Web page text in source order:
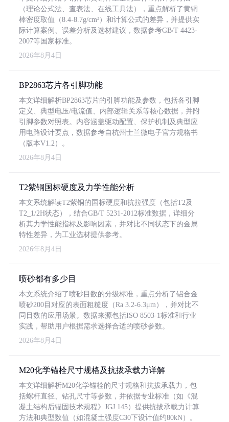
（理论公式法、查表法、在线工具法），重点解析了黄铜
棒密度取值（8.4-8.7g/cm³）和计算公式的差异，并提供实
际计算案例、误差分析及选材建议，数据参考GB/T 4423-
2007等国家标准。
2026年8月4日
BP2863芯片各引脚功能
本文详细解析BP2863芯片的引脚功能及参数，包括各引脚
定义、典型电压/电流值、内部逻辑关系等核心数据，并附
引脚参数对照表。内容涵盖驱动配置、保护机制及典型应
用电路设计要点，数据参考自杭州士兰微电子官方规格书
（版本V1.2）。
2026年8月4日
T2紫铜国标硬度及力学性能分析
本文系统解读T2紫铜的国标硬度和抗拉强度（包括T2及
T2_1/2H状态），结合GB/T 5231-2012标准数据，详细分
析其力学性能指标及影响因素，并对比不同状态下的金属
特性差异，为工业选材提供参考。
2026年8月4日
喷砂都有多少目
本文系统介绍了喷砂目数的分级标准，重点分析了铝合金
喷砂200目对应的表面粗糙度（Ra 3.2-6.3μm），并对比不
同目数的应用场景。数据来源包括ISO 8503-1标准和行业
实践，帮助用户根据需求选择合适的喷砂参数。
2026年8月4日
M20化学锚栓尺寸规格及抗拔承载力详解
本文详细解析M20化学锚栓的尺寸规格和抗拔承载力，包
括螺杆直径、钻孔尺寸等参数，并依据专业标准（如《混
凝土结构后锚固技术规程》JGJ 145）提供抗拔承载力计算
方法和典型数值（如混凝土强度C30下设计值约80kN）。